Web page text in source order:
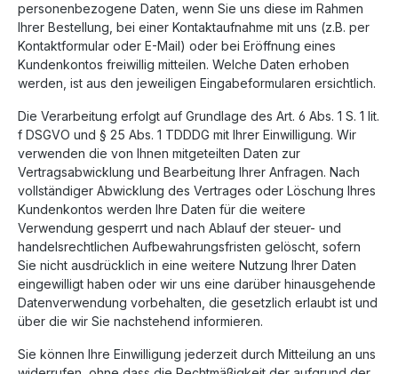
personenbezogene Daten, wenn Sie uns diese im Rahmen
Ihrer Bestellung, bei einer Kontaktaufnahme mit uns (z.B. per
Kontaktformular oder E-Mail) oder bei Eröffnung eines
Kundenkontos freiwillig mitteilen. Welche Daten erhoben
werden, ist aus den jeweiligen Eingabeformularen ersichtlich.
Die Verarbeitung erfolgt auf Grundlage des Art. 6 Abs. 1 S. 1 lit.
f DSGVO und § 25 Abs. 1 TDDDG mit Ihrer Einwilligung. Wir
verwenden die von Ihnen mitgeteilten Daten zur
Vertragsabwicklung und Bearbeitung Ihrer Anfragen. Nach
vollständiger Abwicklung des Vertrages oder Löschung Ihres
Kundenkontos werden Ihre Daten für die weitere
Verwendung gesperrt und nach Ablauf der steuer- und
handelsrechtlichen Aufbewahrungsfristen gelöscht, sofern
Sie nicht ausdrücklich in eine weitere Nutzung Ihrer Daten
eingewilligt haben oder wir uns eine darüber hinausgehende
Datenverwendung vorbehalten, die gesetzlich erlaubt ist und
über die wir Sie nachstehend informieren.
Sie können Ihre Einwilligung jederzeit durch Mitteilung an uns